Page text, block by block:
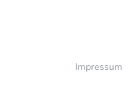
Impressum